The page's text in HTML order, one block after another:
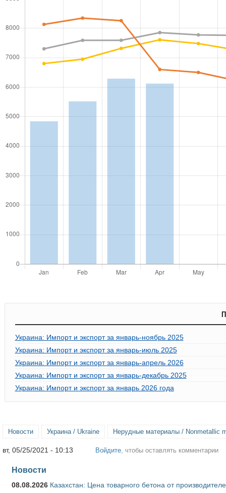
Украина: Импорт и экспорт за январь-ноябрь 2025
Украина: Импорт и экспорт за январь-июль 2025
Украина: Импорт и экспорт за январь-апрель 2026
Украина: Импорт и экспорт за январь-декабрь 2025
Украина: Импорт и экспорт за январь 2026 года
Новости Украина / Ukraine Нерудные материалы / Nonmetallic
вт, 05/25/2021 - 10:13 Войдите , чтобы оставлять комментарии
Новости
08.08.2026 Казахстан: Цена товарного бетона от